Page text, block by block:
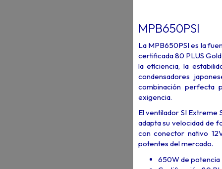
MPB650PSI
La MPB650PSI es la
certificada 80 PLUS
la eficiencia, la
condensadores
combinación perfecta
exigencia.
El ventilador SI Extreme
adapta su velocidad de
con conector nativo
potentes del mercado.
650W de potencia